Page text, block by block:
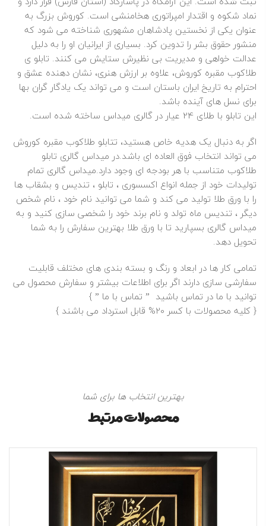
نماد شکوه و اقتدار امپراتوری هخامنشی است. کوروش بزرگ به‌
عنوان یکی از نخستین پادشاهان مشهوری شناخته می‌ شود که
منشور حقوق بشر را تدوین کرد. بسیاری از ایرانیان او را به دلیل
عدالت‌ خواهی و مدیریت بی‌ نظیرش ستایش می‌ کنند. تابلو ی
طلاکوب مقبره کوروش، علاوه بر ارزش هنری، نشان‌ دهنده عشق و
احترام به تاریخ ایران باستان است و می‌ تواند یک یادگار گران‌ بها
برای نسل‌ های آینده باشد.
این تابلو با طلای 24 عیار در گالری میداس ساخته شده است.
اگر به دنبال یک هدیه خاص هستید، تتابلو طلاکوب مقبره کوروش
می‌ تواند انتخاب فوق‌ العاده‌ ای باشد.در میداس گالری تابلو
طلاکوب متناسب با هر بودجه ای وجود دارد.میداس گالری تمام
تولیدات خود از جمله انواع اکسسوری ، تابلو ، تندیس و بشقاب ها
را با ورق طلا تولید می کند و شما می توانید نام خود ، نام شخص
دیگر ، تندیس ماه تولد و نام برند خود را شخصی سازی کنید و به
میداس گالری بسپارید تا با ورق طلا بهترین سفارش را به شما
تحویل دهد.
تمامی کار ها در ابعاد و رنگ و بسته بندی های مختلف قابلیت
سفارشی سازی دارند اگر برای اطلاعات بیشتر و سفارش محصول می
توانید با ما در تماس باشید ” تماس با ما ” }
{ کلیه محصولات با کسر 20% قابل استرداد می باشند }
بهترین انتخاب ها برای شما
محصولات مرتبط